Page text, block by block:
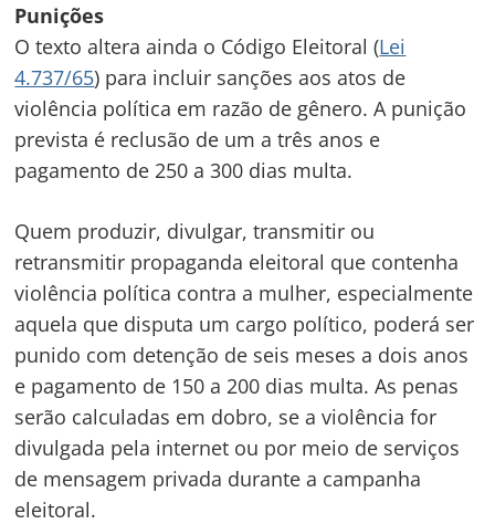
Punições
O texto altera ainda o Código Eleitoral (Lei
4.737/65) para incluir sanções aos atos de
violência política em razão de gênero. A punição
prevista é reclusão de um a três anos e
pagamento de 250 a 300 dias multa.
Quem produzir, divulgar, transmitir ou
retransmitir propaganda eleitoral que contenha
violência política contra a mulher, especialmente
aquela que disputa um cargo político, poderá ser
punido com detenção de seis meses a dois anos
e pagamento de 150 a 200 dias multa. As penas
serão calculadas em dobro, se a violência for
divulgada pela internet ou por meio de serviços
de mensagem privada durante a campanha
eleitoral.